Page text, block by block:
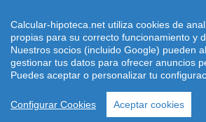
© calcular-hipoteca.net 2.022 -Aviso legal
Calcular-hipoteca.net utiliza cookies de
propias para su correcto funcionamiento y
Nuestros socios (incluido Google) pueden
gestionar tus datos para ofrecer anuncios
Puedes aceptar o personalizar tu
Configurar Cookies Aceptar cookies